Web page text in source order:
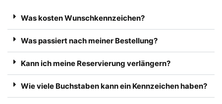
Was kosten Wunschkennzeichen?
Was passiert nach meiner Bestellung?
Kann ich meine Reservierung verlängern?
Wie viele Buchstaben kann ein Kennzeichen haben?